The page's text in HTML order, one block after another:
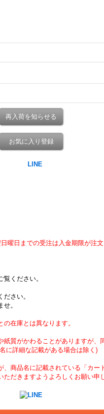
再入荷を知らせる
お気に入り登録
曜日までの受注は入金期限が注
覧ください。
ださい。
。
在庫とは異なります。
質がかわることがありますが、
に詳細な記載がある場合は除く)
商品名に記載されている「カー
だきますようよろしくお願い申